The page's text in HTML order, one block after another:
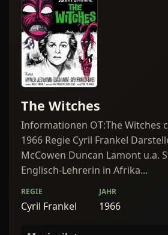
The Witches
Informationen OT:The Witches
1966 Regie Cyril Frankel
McCowen Duncan Lamont u.a.
Englisch-Lehrerin in Afrika...
REGIE
Cyril Frankel
JAHR
1966